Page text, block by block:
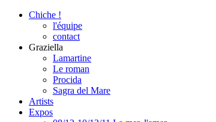
Chiche !
l'équipe
contact
Graziella
Lamartine
Le roman
Procida
Sagra del Mare
Artists
Expos